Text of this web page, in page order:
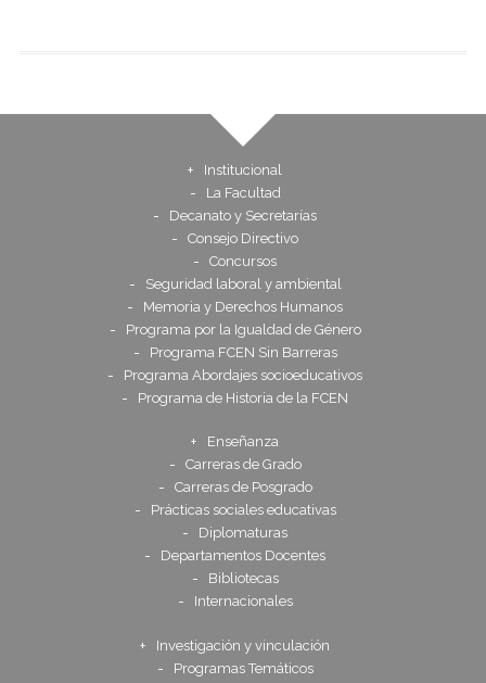
Institucional
La Facultad
Decanato y Secretarías
Consejo Directivo
Concursos
Seguridad laboral y ambiental
Memoria y Derechos Humanos
Programa por la Igualdad de Género
Programa FCEN Sin Barreras
Programa Abordajes socioeducativos
Programa de Historia de la FCEN
Enseñanza
Carreras de Grado
Carreras de Posgrado
Prácticas sociales educativas
Diplomaturas
Departamentos Docentes
Bibliotecas
Internacionales
Investigación y vinculación
Programas Temáticos